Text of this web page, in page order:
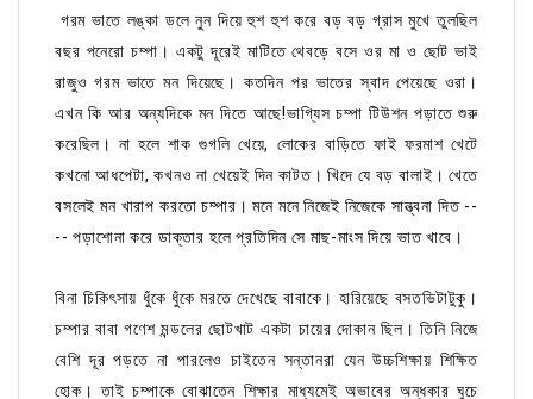
গরম ভাতে লঙ্কা ডলে নুন দিয়ে হুশ হুশ করে বড় বড় গ্রাস মুখে তুলছিল
বছর পনেরো চম্পা। একটু দূরেই মাটিতে থেবড়ে বসে ওর মা ও ছোট ভাই
রাজুও গরম ভাতে মন দিয়েছে। কতদিন পর ভাতের স্বাদ পেয়েছে ওরা।
এখন কি আর অন্যদিকে মন দিতে আছে!ভাগ্যিস চম্পা টিউশন পড়াতে শুরু
করেছিল। না হলে শাক গুগলি খেয়ে, লোকের বাড়িতে ফাই ফরমাশ খেটে
কখনো আধপেটা, কখনও না খেয়েই দিন কাটত। খিদে যে বড় বালাই। খেতে
বসলেই মন খারাপ করতো চম্পার। মনে মনে নিজেই নিজেকে সান্ত্বনা দিত --
-- পড়াশোনা করে ডাক্তার হলে প্রতিদিন সে মাছ-মাংস দিয়ে ভাত খাবে।
বিনা চিকিৎসায় ধুঁকে ধুঁকে মরতে দেখেছে বাবাকে। হারিয়েছে বসতভিটাটুকু।
চম্পার বাবা গণেশ মন্ডলের ছোটখাট একটা চায়ের দোকান ছিল। তিনি নিজে
বেশি দূর পড়তে না পারলেও চাইতেন সন্তানরা যেন উচ্চশিক্ষায় শিক্ষিত
হোক। তাই চম্পাকে বোঝাতেন শিক্ষার মাধ্যমেই অভাবের অন্ধকার ঘুচে